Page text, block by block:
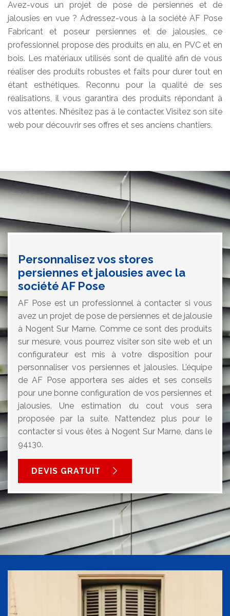
Avez-vous un projet de pose de persiennes et de
jalousies en vue ? Adressez-vous à la société AF Pose
Fabricant et poseur persiennes et de jalousies, ce
professionnel propose des produits en alu, en PVC et en
bois. Les matériaux utilisés sont de qualité afin de vous
réaliser des produits robustes et faits pour durer tout en
étant esthétiques. Reconnu pour la qualité de ses
réalisations, il vous garantira des produits répondant à
vos attentes. N’hésitez pas à le contacter. Visitez son site
web pour découvrir ses offres et ses anciens chantiers.
Personnalisez vos stores
persiennes et jalousies avec la
société AF Pose
AF Pose est un professionnel à contacter si vous
avez un projet de pose de persiennes et de jalousie
à Nogent Sur Marne. Comme ce sont des produits
sur mesure, vous pourrez visiter son site web et un
configurateur est mis à votre disposition pour
personnaliser vos persiennes et jalousies. L’équipe
de AF Pose apportera ses aides et ses conseils
pour une bonne configuration de vos persiennes et
jalousies. Une estimation du cout vous sera
proposée par la suite. N’attendez plus pour le
contacter si vous êtes à Nogent Sur Marne, dans le
94130.
DEVIS GRATUIT